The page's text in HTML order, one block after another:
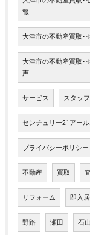
報
大津市の不動産買取･
大津市の不動産買取･
声
サービス スタッフ
センチュリー21アー
プライバシーポリシー
不動産 買取
リフォーム 即入
野路 瀬田 石山